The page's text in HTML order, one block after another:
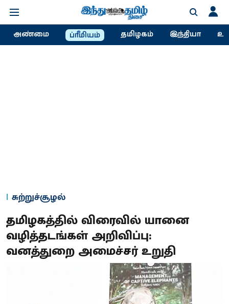
அண்மை ப்ரீமியம் தமிழகம் இந்தியா
சுற்றுச்சூழல்
தமிழகத்தில் விரைவில் யானை
வழித்தடங்கள் அறிவிப்பு:
வனத்துறை அமைச்சர் உறுதி